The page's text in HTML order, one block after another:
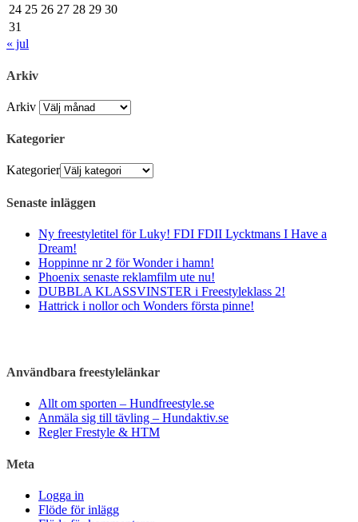
24 25 26 27 28 29 30
31
« jul
Arkiv
Arkiv
Kategorier
Kategorier
Senaste inläggen
Ny freestyletitel för Luky! FDI FDII Lycktmans I Have a
Dream!
Hoppinne nr 2 för Wonder i hamn!
Phoenix senaste reklamfilm ute nu!
DUBBLA KLASSVINSTER i Freestyleklass 2!
Hattrick i nollor och Wonders första pinne!
Användbara freestylelänkar
Allt om sporten – Hundfreestyle.se
Anmäla sig till tävling – Hundaktiv.se
Regler Frestyle & HTM
Meta
Logga in
Flöde för inlägg